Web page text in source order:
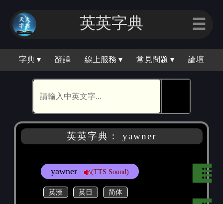
英英字典 ☰
字典 ▾ 翻譯 線上服務 ▾ 常見問題 ▾ 論壇
英英字典： yawner
yawner (TTS Sound)
英漢 英日 简体